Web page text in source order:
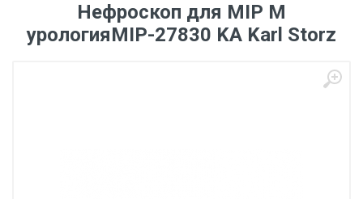
Нефроскоп для MIP М
урологияMIP-27830 KA Karl Storz